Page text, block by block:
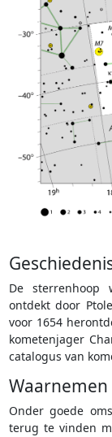
De sterrenhoop
ontdekt door
voor 1654
kometenjager
catalogus van
Waarnemen
Onder goede
terug te vinden